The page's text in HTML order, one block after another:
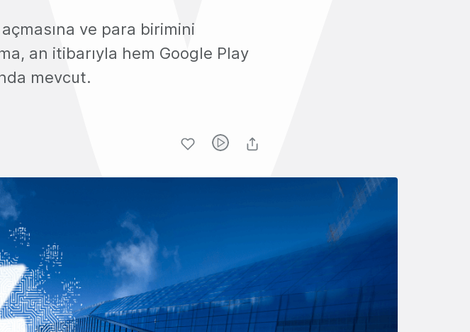
ve para birimini
an itibarıyla hem Google Play
mevcut.